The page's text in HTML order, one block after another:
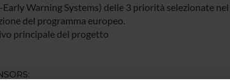
Warning Systems) delle 3 priorità selezionate
del programma europeo.
principale del progetto